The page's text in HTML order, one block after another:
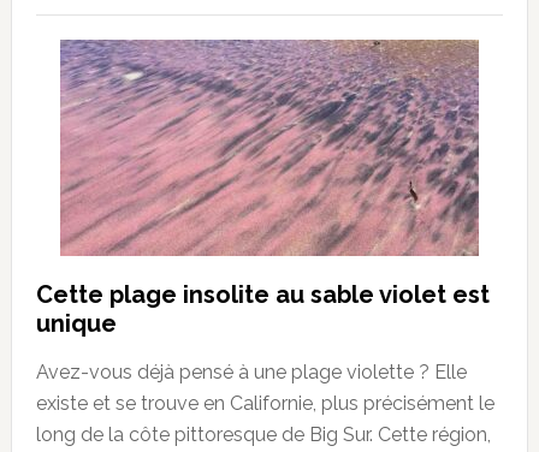
Cette plage insolite au sable violet est
unique
Avez-vous déjà pensé à une plage violette ? Elle
existe et se trouve en Californie, plus précisément le
long de la côte pittoresque de Big Sur. Cette région,